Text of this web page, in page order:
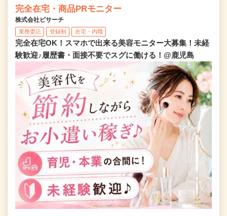
完全在宅・商品PRモニター
株式会社ビサーチ
業務委託 登録制 在宅・内職
完全在宅OK！スマホで出来る美容モニター大募集！未経
験歓迎♪履歴書・面接不要でスグに働ける！@鹿児島